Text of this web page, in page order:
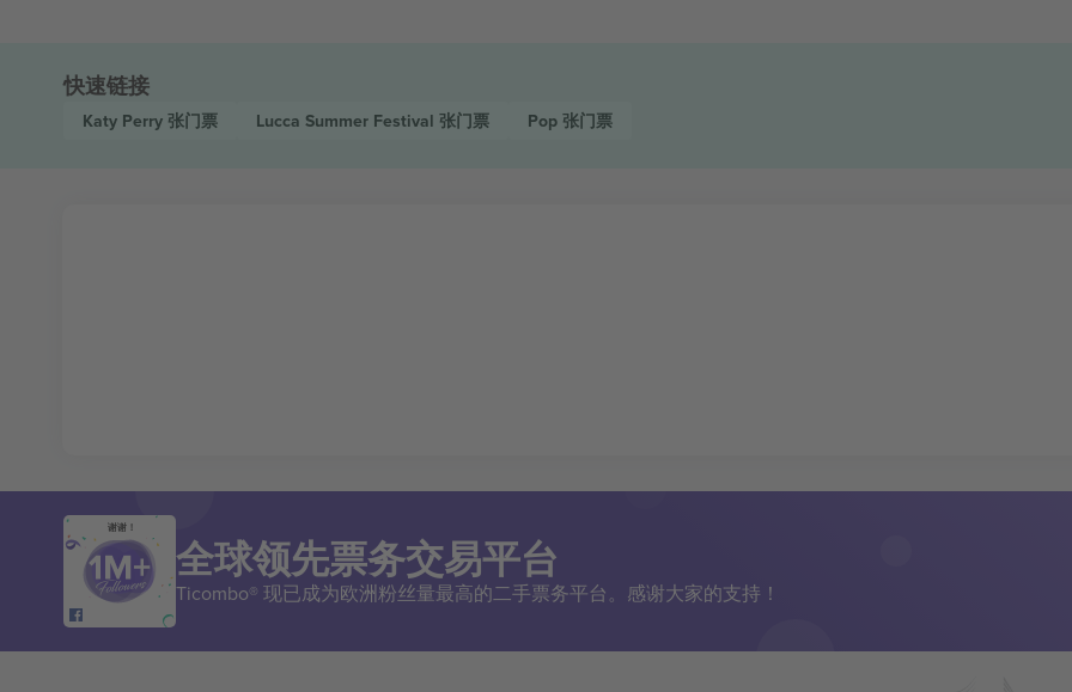
快速链接
Katy Perry 张门票 Lucca Summer Festival 张门票 Pop 张门票
谢谢！
全球领先票务交易平台
Ticombo® 现已成为欧洲粉丝量最高的二手票务平台。感谢大家的支持！